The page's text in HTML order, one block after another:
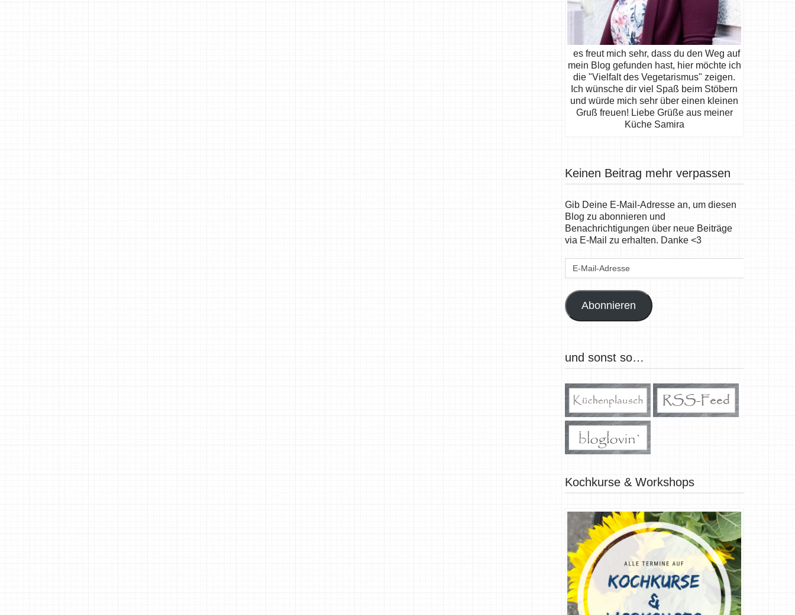
es freut mich sehr, dass du den Weg auf
mein Blog gefunden hast, hier möchte ich
die "Vielfalt des Vegetarismus" zeigen.
Ich wünsche dir viel Spaß beim Stöbern
und würde mich sehr über einen kleinen
Gruß freuen! Liebe Grüße aus meiner
Küche Samira
Keinen Beitrag mehr verpassen
Gib Deine E-Mail-Adresse an, um diesen
Blog zu abonnieren und
Benachrichtigungen über neue Beiträge
via E-Mail zu erhalten. Danke <3
E-
Abonnieren
und sonst so…
Kochkurse & Workshops